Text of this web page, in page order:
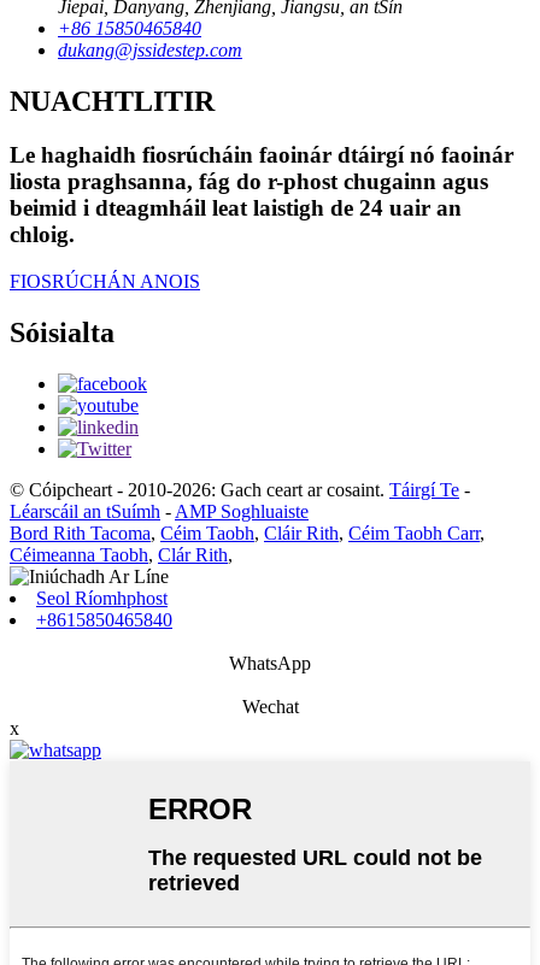
Jiepai, Danyang, Zhenjiang, Jiangsu, an tSín
+86 15850465840
dukang@jssidestep.com
NUACHTLITIR
Le haghaidh fiosrúcháin faoinár dtáirgí nó faoinár
liosta praghsanna, fág do r-phost chugainn agus
beimid i dteagmháil leat laistigh de 24 uair an
chloig.
FIOSRÚCHÁN ANOIS
Sóisialta
© Cóipcheart - 2010-2026: Gach ceart ar cosaint. Táirgí Te -
Léarscáil an tSuímh - AMP Soghluaiste
Bord Rith Tacoma, Céim Taobh, Cláir Rith, Céim Taobh Carr,
Céimeanna Taobh, Clár Rith,
Seol Ríomhphost
+8615850465840
WhatsApp
Wechat
x